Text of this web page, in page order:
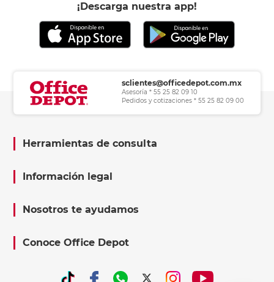
¡Descarga nuestra app!
sclientes@officedepot.com.mx
Asesoría * 55 25 82 09 10
Pedidos y cotizaciones * 55 25 82 09 00
Herramientas de consulta
Información legal
Nosotros te ayudamos
Conoce Office Depot